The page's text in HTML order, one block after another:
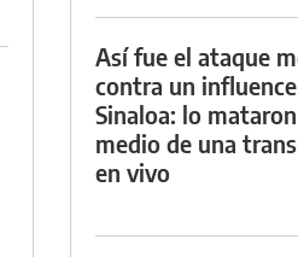
Así fue el ataque
contra un
Sinaloa: lo
medio de una
en vivo